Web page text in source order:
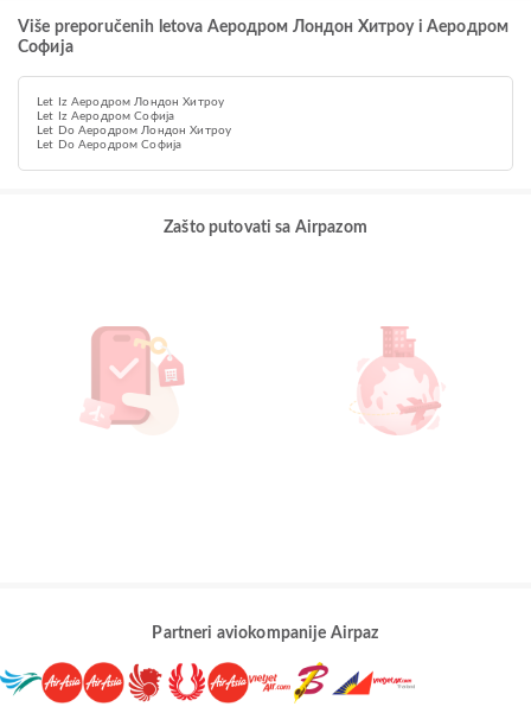
Više preporučenih letova Аеродром Лондон Хитроу i Аеродром
Софија
Let Iz Аеродром Лондон Хитроу
Let Iz Аеродром Софија
Let Do Аеродром Лондон Хитроу
Let Do Аеродром Софија
Zašto putovati sa Airpazom
Partneri aviokompanije Airpaz